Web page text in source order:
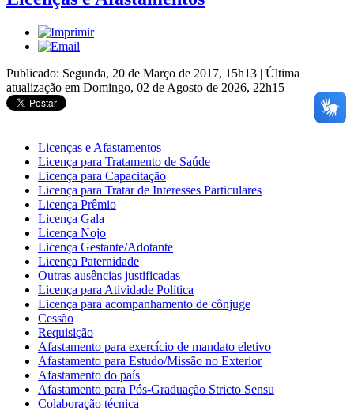
Publicado: Segunda, 20 de Março de 2017, 15h13 | Última
atualização em Domingo, 02 de Agosto de 2026, 22h15
Licenças e Afastamentos
Licença para Tratamento de Saúde
Licença para Capacitação
Licença para Tratar de Interesses Particulares
Licença Prêmio
Licença Gala
Licença Nojo
Licença Gestante/Adotante
Licença Paternidade
Outras ausências justificadas
Licença para Atividade Política
Licença para acompanhamento de cônjuge
Cessão
Requisição
Afastamento para exercício de mandato eletivo
Afastamento para Estudo/Missão no Exterior
Afastamento do país
Afastamento para Pós-Graduação Stricto Sensu
Colaboração técnica